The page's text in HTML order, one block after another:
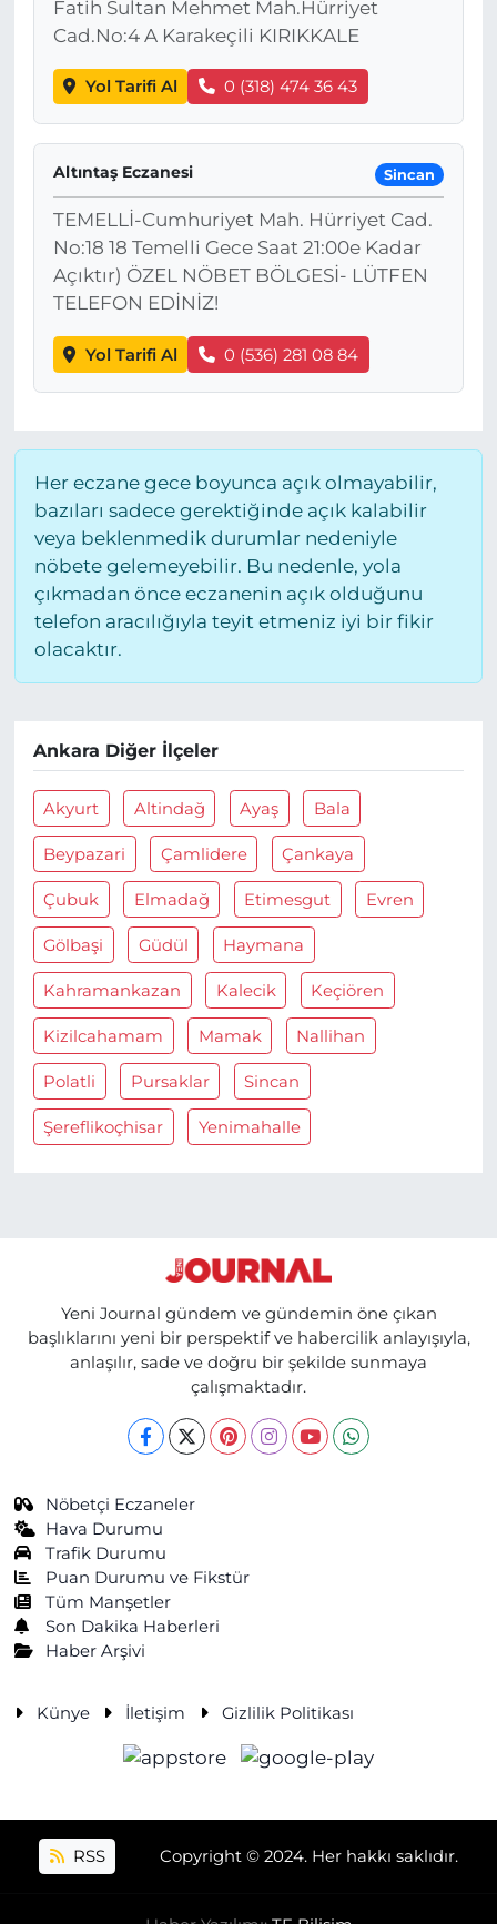
Fatih Sultan Mehmet Mah.Hürriyet
Cad.No:4 A Karakeçili KIRIKKALE
Yol Tarifi Al 0 (318) 474 36 43
Altıntaş Eczanesi Sincan
TEMELLİ-Cumhuriyet Mah. Hürriyet Cad.
No:18 18 Temelli Gece Saat 21:00e Kadar
Açıktır) ÖZEL NÖBET BÖLGESİ- LÜTFEN
TELEFON EDİNİZ!
Yol Tarifi Al 0 (536) 281 08 84
Her eczane gece boyunca açık olmayabilir,
bazıları sadece gerektiğinde açık kalabilir
veya beklenmedik durumlar nedeniyle
nöbete gelemeyebilir. Bu nedenle, yola
çıkmadan önce eczanenin açık olduğunu
telefon aracılığıyla teyit etmeniz iyi bir fikir
olacaktır.
Ankara Diğer İlçeler
Akyurt Altindağ Ayaş Bala
Beypazari Çamlidere Çankaya
Çubuk Elmadağ Etimesgut Evren
Gölbaşi Güdül Haymana
Kahramankazan Kalecik Keçiören
Kizilcahamam Mamak Nallihan
Polatli Pursaklar Sincan
Şereflikoçhisar Yenimahalle
Yeni Journal gündem ve gündemin öne çıkan
başlıklarını yeni bir perspektif ve habercilik anlayışıyla,
anlaşılır, sade ve doğru bir şekilde sunmaya
çalışmaktadır.
Nöbetçi Eczaneler
Hava Durumu
Trafik Durumu
Puan Durumu ve Fikstür
Tüm Manşetler
Son Dakika Haberleri
Haber Arşivi
Künye İletişim Gizlilik Politikası
RSS Copyright © 2024. Her hakkı saklıdır.